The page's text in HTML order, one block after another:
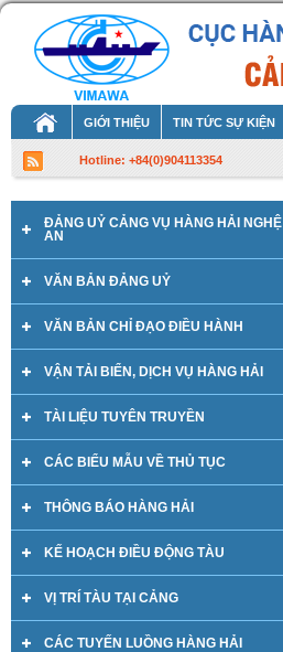
GIỚI THIỆU TIN TỨC SỰ KIỆN
Hotline: +84(0)904113354
ĐẢNG UỶ CẢNG VỤ HÀNG HẢI NGHỆ
AN
VĂN BẢN ĐẢNG UỶ
VĂN BẢN CHỈ ĐẠO ĐIỀU HÀNH
VẬN TẢI BIỂN, DỊCH VỤ HÀNG HẢI
TÀI LIỆU TUYÊN TRUYỀN
CÁC BIỂU MẪU VỀ THỦ TỤC
THÔNG BÁO HÀNG HẢI
KẾ HOẠCH ĐIỀU ĐỘNG TÀU
VỊ TRÍ TÀU TẠI CẢNG
CÁC TUYẾN LUỒNG HÀNG HẢI